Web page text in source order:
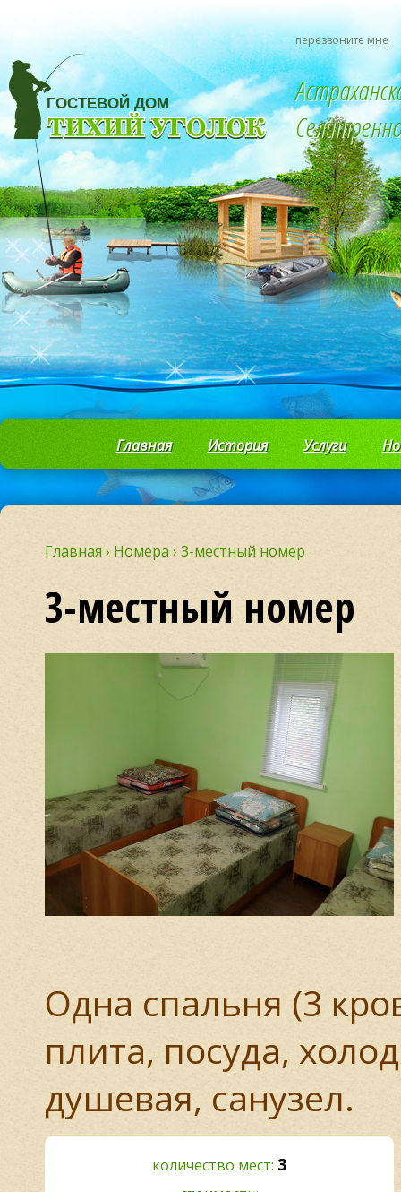
перезвоните мне
Главная История Услуги
Главная› Номера› 3-местный номер
3-местный номер
Одна спальня (3
плита, посуда,
душевая, санузел.
количество мест: 3